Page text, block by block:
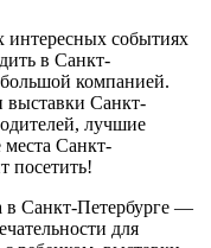
событиях
в Санкт-
компанией.
выставки Санкт-
лучшие
места Санкт-
посетить!
Санкт-Петербурге —
для